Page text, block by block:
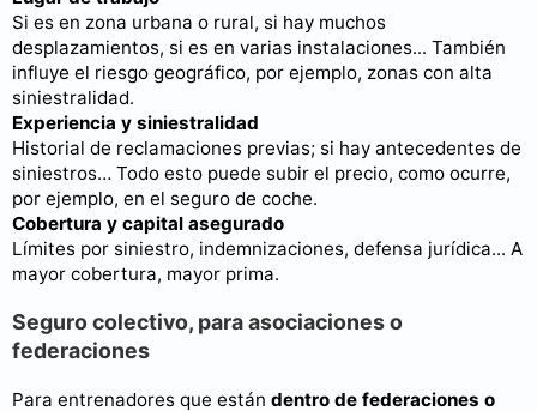
Si es en zona urbana o rural, si hay muchos
desplazamientos, si es en varias instalaciones... También
influye el riesgo geográfico, por ejemplo, zonas con alta
siniestralidad.
Experiencia y siniestralidad
Historial de reclamaciones previas; si hay antecedentes de
siniestros… Todo esto puede subir el precio, como ocurre,
por ejemplo, en el seguro de coche.
Cobertura y capital asegurado
Límites por siniestro, indemnizaciones, defensa jurídica... A
mayor cobertura, mayor prima.
Seguro colectivo, para asociaciones o
federaciones
Para entrenadores que están dentro de federaciones o